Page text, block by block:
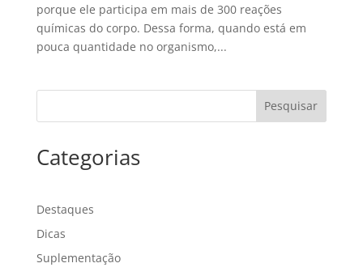
porque ele participa em mais de 300 reações
químicas do corpo. Dessa forma, quando está em
pouca quantidade no organismo,...
Pesquisar
Categorias
Destaques
Dicas
Suplementação